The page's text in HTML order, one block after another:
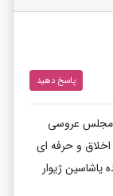
پاسخ دهید
مجلس عروسی
اخلاق و حرفه ای
یاشاسین ژیوار